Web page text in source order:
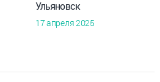
Ульяновск
17 апреля 2025